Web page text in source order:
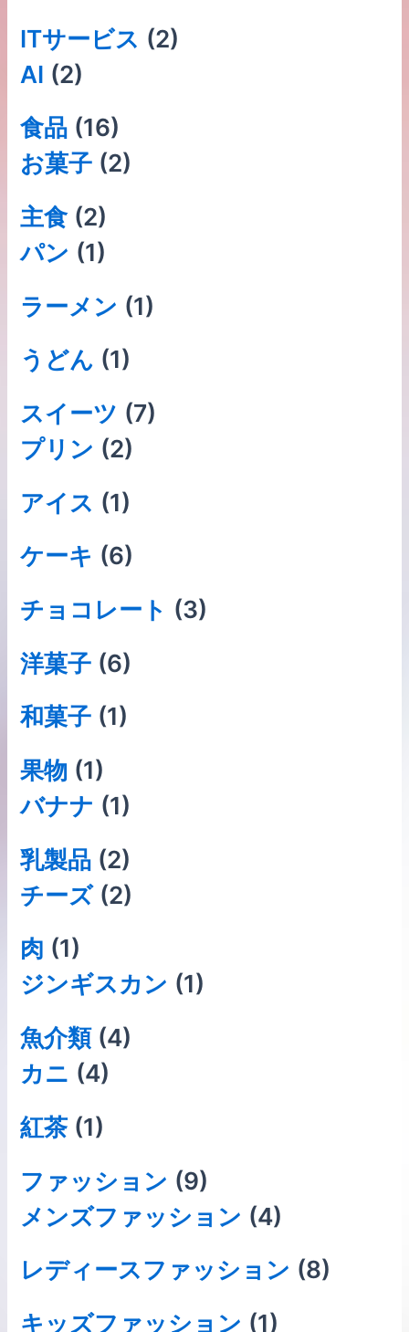
ITサービス (2)
AI (2)
食品 (16)
お菓子 (2)
主食(2)
パン (1)
ラーメン (1)
うどん (1)
スイーツ (7)
プリン (2)
アイス (1)
ケーキ (6)
チョコレート (3)
洋菓子 (6)
和菓子 (1)
果物 (1)
バナナ (1)
乳製品 (2)
チーズ(2)
肉 (1)
ジンギスカン (1)
⿂介類(4)
カニ (4)
紅茶 (1)
ファッション (9)
メンズファッション (4)
レディースファッション (8)
キッズファッション (1)